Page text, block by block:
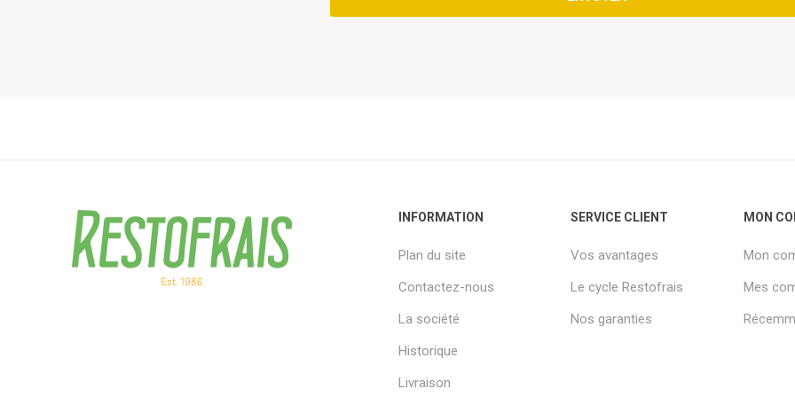
INFORMATION
Plan du site
Contactez-nous
La société
Historique
Livraison
SERVICE CLIENT
Vos avantages
Le cycle Restofrais
Nos garanties
MON
Mon
Mes